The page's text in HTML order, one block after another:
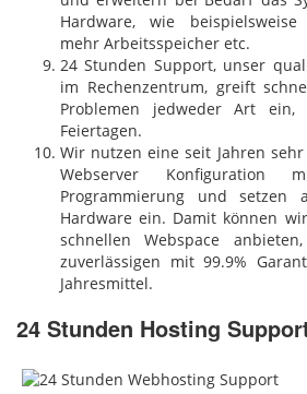
Hardware, wie beispielsweise
mehr Arbeitsspeicher etc.
24 Stunden Support, unser
im Rechenzentrum, greift
Problemen jedweder Art
Feiertagen.
Wir nutzen eine seit Jahren
Webserver Konfiguration
Programmierung und setzen
Hardware ein. Damit können
schnellen Webspace
zuverlässigen mit 99.9%
Jahresmittel.
24 Stunden Hosting